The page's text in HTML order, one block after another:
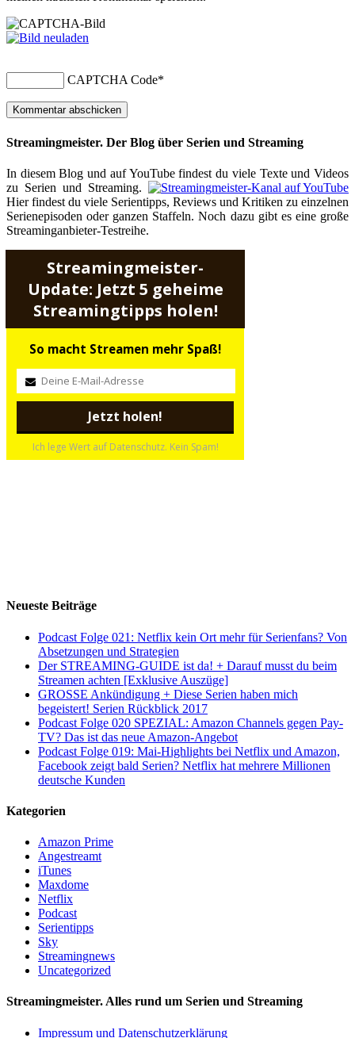
CAPTCHA Code*
Streamingmeister. Der Blog über Serien und Streaming
In diesem Blog und auf YouTube findest du viele Texte und Videos
zu Serien und Streaming.
Hier findest du viele Serientipps, Reviews und Kritiken zu einzelnen
Serienepisoden oder ganzen Staffeln. Noch dazu gibt es eine große
Streaminganbieter-Testreihe.
Streamingmeister-
Update: Jetzt 5 geheime
Streamingtipps holen!
So macht Streamen mehr Spaß!
Ich lege Wert auf Datenschutz. Kein Spam!
Neueste Beiträge
Podcast Folge 021: Netflix kein Ort mehr für Serienfans? Von
Absetzungen und Strategien
Der STREAMING-GUIDE ist da! + Darauf musst du beim
Streamen achten [Exklusive Auszüge]
GROSSE Ankündigung + Diese Serien haben mich
begeistert! Serien Rückblick 2017
Podcast Folge 020 SPEZIAL: Amazon Channels gegen Pay-
TV? Das ist das neue Amazon-Angebot
Podcast Folge 019: Mai-Highlights bei Netflix und Amazon,
Facebook zeigt bald Serien? Netflix hat mehrere Millionen
deutsche Kunden
Kategorien
Amazon Prime
Angestreamt
iTunes
Maxdome
Netflix
Podcast
Serientipps
Sky
Streamingnews
Uncategorized
Streamingmeister. Alles rund um Serien und Streaming
Impressum und Datenschutzerklärung